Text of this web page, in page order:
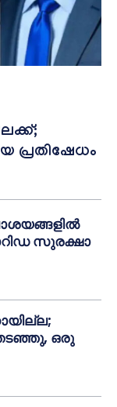
പ്രതിഷേധം
സുരക്ഷാ
ഒരു